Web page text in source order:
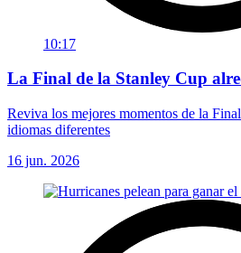
10:17
La Final de la Stanley Cup
Reviva los mejores momentos de la
idiomas diferentes
16 jun. 2026